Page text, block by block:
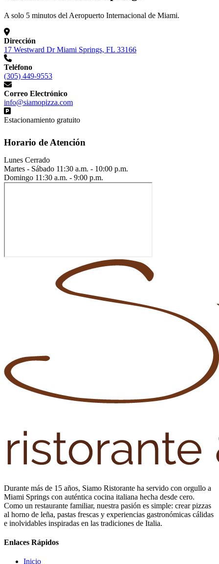
A solo 5 minutos del Aeropuerto Internacional de Miami.
Dirección
17 Westward Dr Miami Springs, FL 33166
Teléfono
(305) 449-9553
Correo Electrónico
info@siamopizza.com
Estacionamiento gratuito
Horario de Atención
Lunes Cerrado
Martes - Sábado 11:30 a.m. - 10:00 p.m.
Domingo 11:30 a.m. - 9:00 p.m.
Durante más de 15 años, Siamo Ristorante ha servido con orgullo a
Miami Springs con auténtica cocina italiana hecha desde cero.
Como un restaurante familiar, nuestra pasión es simple: crear pizzas
al horno de leña, pastas frescas y experiencias gastronómicas cálidas
e inolvidables inspiradas en las tradiciones de Italia.
Enlaces Rápidos
Inicio